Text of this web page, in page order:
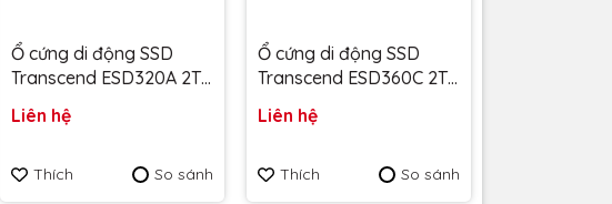
Ổ cứng di động SSD
Transcend ESD320A 2TB
TS2TESD320A - Bảo
Liên hệ
Thích So sánh
Ổ cứng di động SSD
Transcend ESD360C 2TB
TS2TESD360C - Bảo
Liên hệ
Thích So sánh